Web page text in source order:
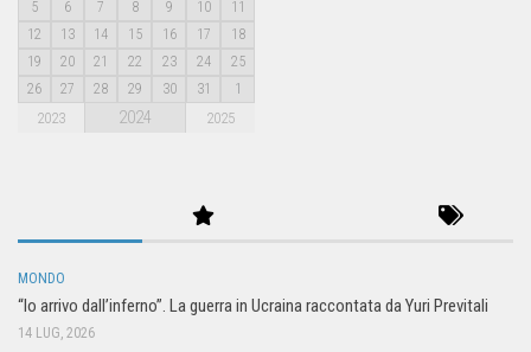
5
6 7 8 9 10
11
12
13 14 15 16 17
18
19
20 21 22 23 24
25
26
27 28 29 30 31 1
2023 2024 2025
MONDO
“Io arrivo dall’inferno”. La guerra in Ucraina raccontata da Yuri Previtali
14 LUG, 2026